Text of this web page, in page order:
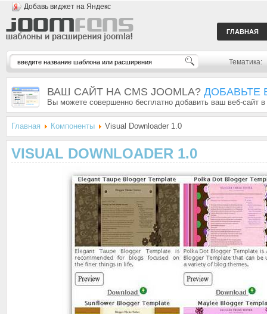
Добавь виджет на Яндекс
ГЛАВНАЯ
Тематика:
ВАШ САЙТ НА CMS JOOMLA? ДОБАВЬТЕ
Вы можете совершенно бесплатно добавить ваш веб-сайт
Главная Компоненты Visual Downloader 1.0
VISUAL DOWNLOADER 1.0